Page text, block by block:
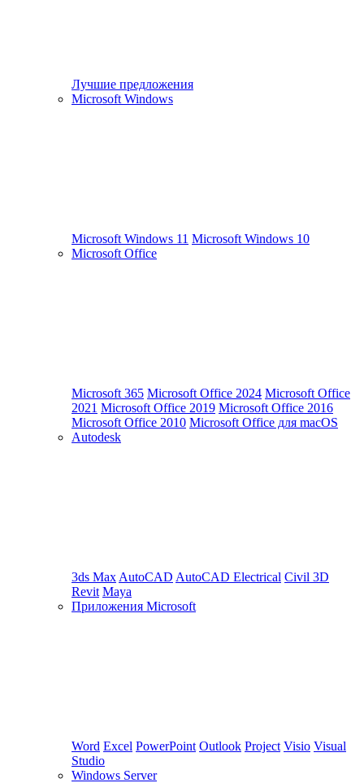
Лучшие предложения
Microsoft Windows
Microsoft Windows 11 Microsoft Windows 10
Microsoft Office
Microsoft 365 Microsoft Office 2024 Microsoft Office
2021 Microsoft Office 2019 Microsoft Office 2016
Microsoft Office 2010 Microsoft Office для macOS
Autodesk
3ds Max AutoCAD AutoCAD Electrical Civil 3D
Revit Maya
Приложения Microsoft
Word Excel PowerPoint Outlook Project Visio Visual
Studio
Windows Server